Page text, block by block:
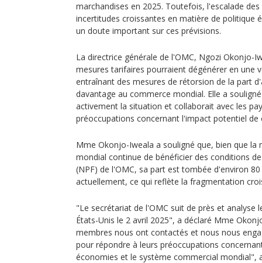
marchandises en 2025. Toutefois, l'escalade
incertitudes croissantes en matière de politique
un doute important sur ces prévisions.
La directrice générale de l'OMC, Ngozi Okonjo-
mesures tarifaires pourraient dégénérer en une
entraînant des mesures de rétorsion de la part
davantage au commerce mondial. Elle a
activement la situation et collaborait avec les
préoccupations concernant l'impact potentiel de
Mme Okonjo-Iweala a souligné que, bien que
mondial continue de bénéficier des conditions
(NPF) de l'OMC, sa part est tombée d'environ
actuellement, ce qui reflète la fragmentation
"Le secrétariat de l'OMC suit de près et analyse
États-Unis le 2 avril 2025", a déclaré Mme
membres nous ont contactés et nous nous
pour répondre à leurs préoccupations
économies et le système commercial mondial",